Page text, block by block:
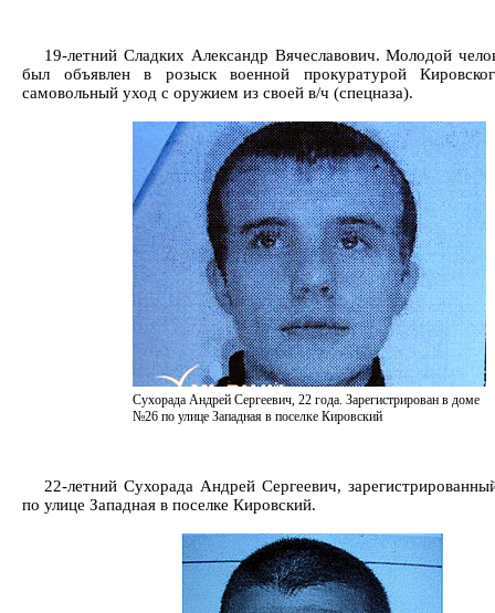
19-летний Сладких Александр Вячеславович. Молодой
был объявлен в розыск военной прокуратурой
самовольный уход с оружием из своей в/ч (спецназа).
Сухорада Андрей Сергеевич, 22 года. Зарегистрирован в доме
№26 по улице Западная в поселке Кировский
22-летний Сухорада Андрей Сергеевич,
по улице Западная в поселке Кировский.